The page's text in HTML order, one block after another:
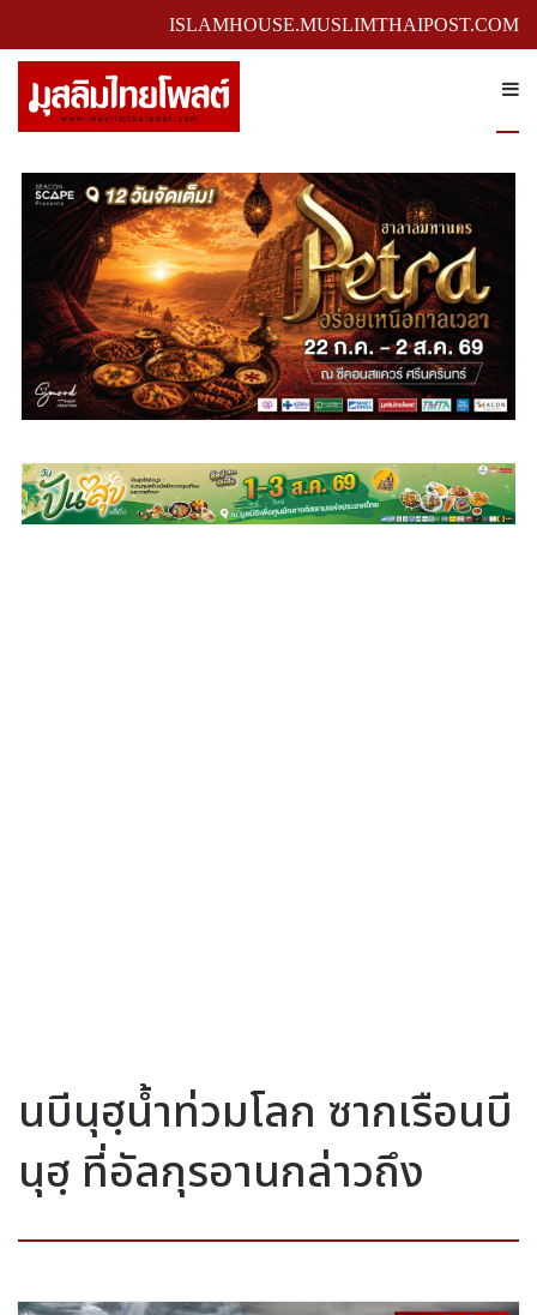
ISLAMHOUSE.MUSLIMTHAIPOST.COM
นบีนุฮฺน้ำท่วมโลก ซากเรือนบี
นุฮฺ ที่อัลกุรอานกล่าวถึง